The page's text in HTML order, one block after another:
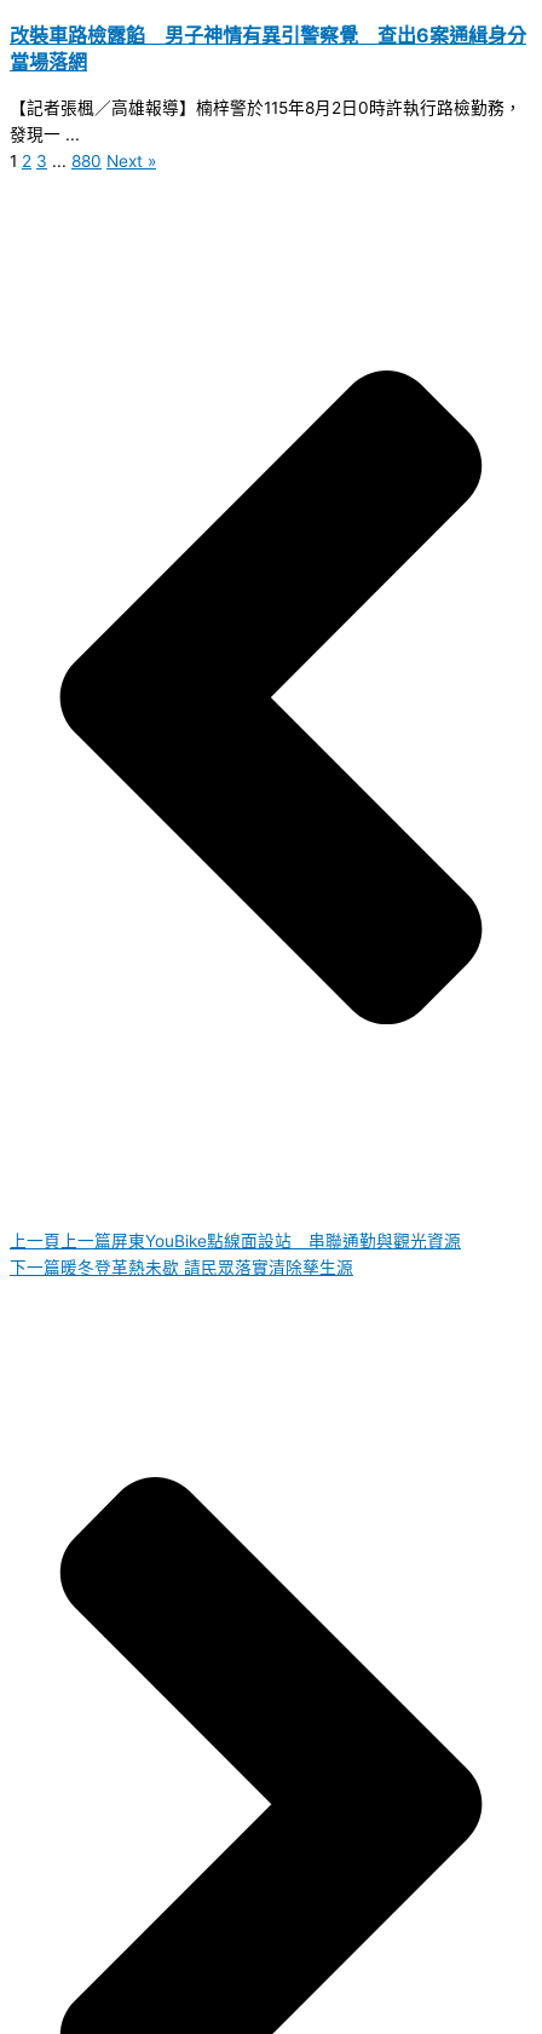
改裝車路檢露餡 男子神情有異引警察覺 查出6案通緝身分
當場落網
【記者張楓／高雄報導】楠梓警於115年8月2日0時許執行路檢勤務，
發現一 ...
1 2 3 ... 880 Next »
上一頁 上一篇屏東YouBike點線面設站 串聯通勤與觀光資源
下一篇暖冬登革熱未歇 請民眾落實清除孳生源